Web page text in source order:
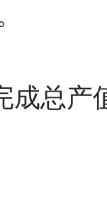
成总产